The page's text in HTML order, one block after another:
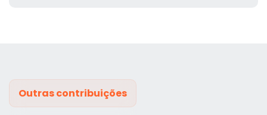
Outras contribuições